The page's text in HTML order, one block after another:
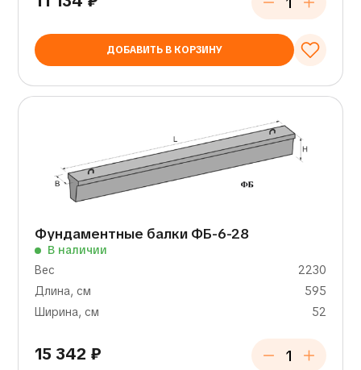
ДОБАВИТЬ В КОРЗИНУ
Фундаментные балки ФБ-6-28
В наличии
Вес
2230
Длина, см
595
Ширина, см
52
15 342 ₽